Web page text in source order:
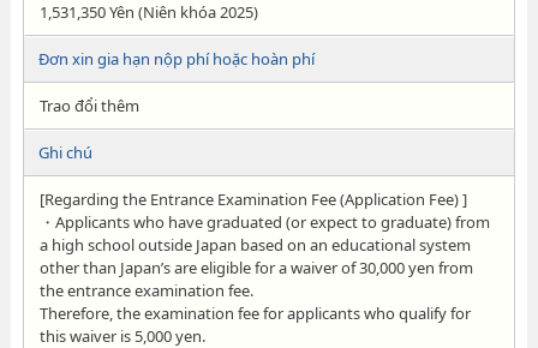
1,531,350 Yên (Niên khóa 2025)
Đơn xin gia hạn nộp phí hoặc hoàn phí
Trao đổi thêm
Ghi chú
[Regarding the Entrance Examination Fee (Application Fee) ]
・Applicants who have graduated (or expect to graduate) from
a high school outside Japan based on an educational system
other than Japan’s are eligible for a waiver of 30,000 yen from
the entrance examination fee.
Therefore, the examination fee for applicants who qualify for
this waiver is 5,000 yen.